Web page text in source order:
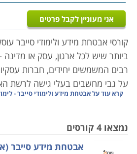
אני מעוניין לקבל פרטים
קורסי אבטחת מידע ולימודי סייבר
ביותר שיש לכל ארגון, עסק או
רבים המשמשים יחידים, חברות
על גבי מחשבים בעלי גישה לרשת
מגדול ועד קטן מאחסנים
במקביל לצמיחתם של אמצעי מיגון
ההאקרים ופורצי המחשבים
קרא עוד עלאבטחת מידע ולימודי סייבר -
נמצאו 4 קורסים
אבטחת מידע סייבר